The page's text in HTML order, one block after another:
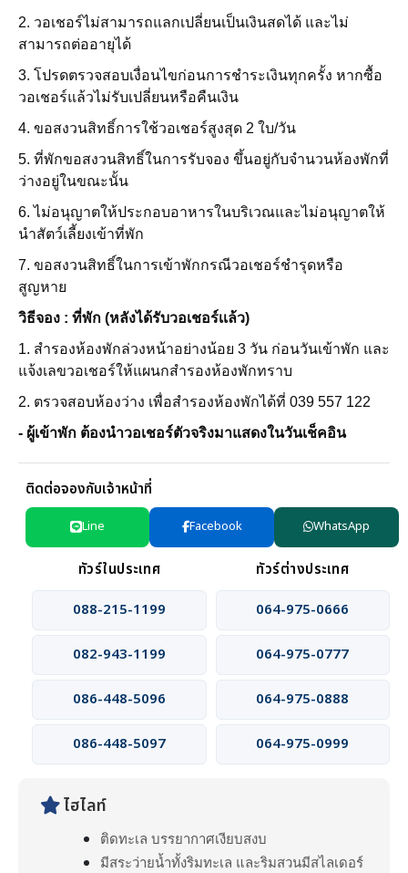
2. วอเชอร์ไม่สามารถแลกเปลี่ยนเป็นเงินสดได้ และไม่
สามารถต่ออายุได้
3. โปรดตรวจสอบเงื่อนไขก่อนการชำระเงินทุกครั้ง หากซื้อ
วอเชอร์แล้วไม่รับเปลี่ยนหรือคืนเงิน
4. ขอสงวนสิทธิ์การใช้วอเชอร์สูงสุด 2 ใบ/วัน
5. ที่พักขอสงวนสิทธิ์ในการรับจอง ขึ้นอยู่กับจำนวนห้องพักที่
ว่างอยู่ในขณะนั้น
6. ไม่อนุญาตให้ประกอบอาหารในบริเวณและไม่อนุญาตให้
นำสัตว์เลี้ยงเข้าที่พัก
7. ขอสงวนสิทธิ์ในการเข้าพักกรณีวอเชอร์ชำรุดหรือ
สูญหาย
วิธีจอง : ที่พัก (หลังได้รับวอเชอร์เเล้ว)
1. สำรองห้องพักล่วงหน้าอย่างน้อย 3 วัน ก่อนวันเข้าพัก และ
แจ้งเลขวอเชอร์ให้แผนกสำรองห้องพักทราบ
2. ตรวจสอบห้องว่าง เพื่อสำรองห้องพักได้ที่ 039 557 122
- ผู้เข้าพัก ต้องนำวอเชอร์ตัวจริงมาแสดงในวันเช็คอิน
ติดต่อจองกับเจ้าหน้าที่
Line Facebook WhatsApp
ทัวร์ในประเทศ
ทัวร์ต่างประเทศ
088-215-1199
064-975-0666
082-943-1199 064-975-0777
086-448-5096 064-975-0888
086-448-5097 064-975-0999
ไฮไลท์
ติดทะเล บรรยากาศเงียบสงบ
มีสระว่ายน้ำทั้งริมทะเล และริมสวนมีสไลเดอร์